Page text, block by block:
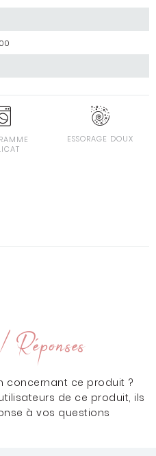
ESSORAGE DOUX
concernant ce produit ?
de ce produit, ils
à vos questions